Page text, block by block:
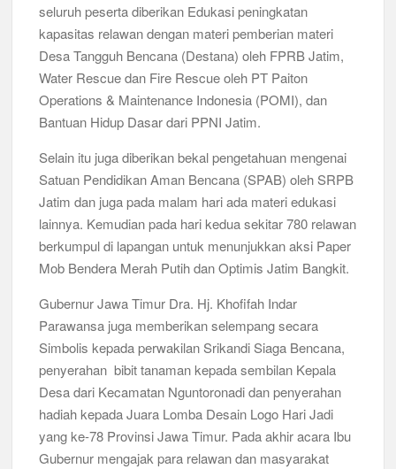
Musran X Kwarran Jabon Jadi Titik Awal Kebangkitan
Peringanti Momentum Hardiknas, Kwarran Sedati Gelar Rapat
Kerja
seluruh peserta diberikan Edukasi peningkatan
kapasitas relawan dengan materi pemberian materi
Desa Tangguh Bencana (Destana) oleh FPRB Jatim,
Water Rescue dan Fire Rescue oleh PT Paiton
Operations & Maintenance Indonesia (POMI), dan
Bantuan Hidup Dasar dari PPNI Jatim.
Selain itu juga diberikan bekal pengetahuan mengenai
Satuan Pendidikan Aman Bencana (SPAB) oleh SRPB
Jatim dan juga pada malam hari ada materi edukasi
lainnya. Kemudian pada hari kedua sekitar 780 relawan
berkumpul di lapangan untuk menunjukkan aksi Paper
Mob Bendera Merah Putih dan Optimis Jatim Bangkit.
Gubernur Jawa Timur Dra. Hj. Khofifah Indar
Parawansa juga memberikan selempang secara
Simbolis kepada perwakilan Srikandi Siaga Bencana,
penyerahan bibit tanaman kepada sembilan Kepala
Desa dari Kecamatan Nguntoronadi dan penyerahan
hadiah kepada Juara Lomba Desain Logo Hari Jadi
yang ke-78 Provinsi Jawa Timur. Pada akhir acara Ibu
Gubernur mengajak para relawan dan masyarakat